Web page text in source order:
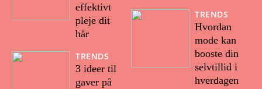
effektivt
pleje dit
hår
TRENDS
3 ideer til
gaver på
TRENDS
Hvordan
mode kan
booste din
selvtillid i
hverdagen